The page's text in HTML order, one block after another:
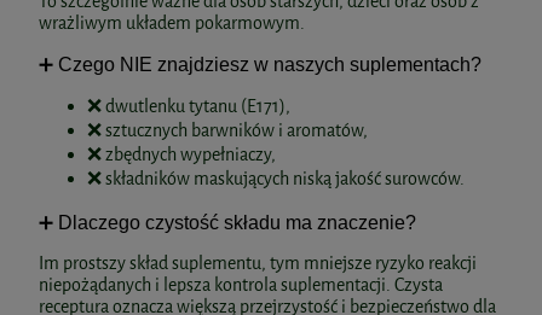
54,90 zł
do koszyka
BICAPS B COMPLEX 120kaps. Formeds
83,99 zł
do koszyka
wrażliwym układem pokarmowym.
➕ Czego NIE znajdziesz w naszych suplementach?
❌ dwutlenku tytanu (E171),
❌ sztucznych barwników i aromatów,
❌ zbędnych wypełniaczy,
❌ składników maskujących niską jakość surowców.
➕ Dlaczego czystość składu ma znaczenie?
Im prostszy skład suplementu, tym mniejsze ryzyko reakcji
niepożądanych i lepsza kontrola suplementacji. Czysta
receptura oznacza większą przejrzystość i bezpieczeństwo dla